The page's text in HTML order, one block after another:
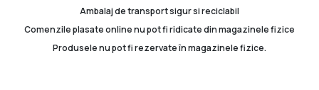
Ambalaj de transport sigur si reciclabil
Comenzile plasate online nu pot fi ridicate din magazinele fizice
Produsele nu pot fi rezervate în magazinele fizice.